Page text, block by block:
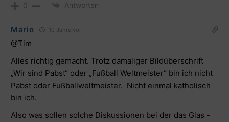
0 Antworten
Mario 10 Jahre vor
@Tim
Alles richtig gemacht. Trotz damaliger Bildüberschrift
„Wir sind Pabst“ oder „Fußball Weltmeister“ bin ich nicht
Pabst oder Fußballweltmeister. Nicht einmal katholisch
bin ich.
Also was sollen solche Diskussionen bei der das Glas -